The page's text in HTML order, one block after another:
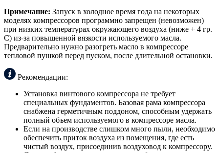
Примечание: Запуск в холодное время года на некоторых
моделях компрессоров программно запрещен (невозможен)
при низких температурах окружающего воздуха (ниже + 4 гр.
С) из-за повышенной вязкости используемого масла.
Предварительно нужно разогреть масло в компрессоре
тепловой пушкой перед пуском, после длительной остановки.
Рекомендации:
Установка винтового компрессора не требует
специальных фундаментов. Базовая рама компрессора
снабжена герметичным поддоном, способным удержать
полный объем используемого в компрессоре масла.
Если на производстве слишком много пыли, необходимо
обеспечить приток воздуха из помещения, где есть
чистый воздух, присоединив воздуховод к компрессору.